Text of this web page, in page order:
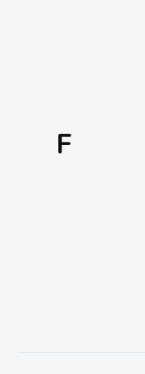
F